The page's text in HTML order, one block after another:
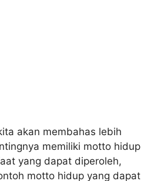
akan membahas lebih
memiliki motto hidup
yang dapat diperoleh,
motto hidup yang dapat